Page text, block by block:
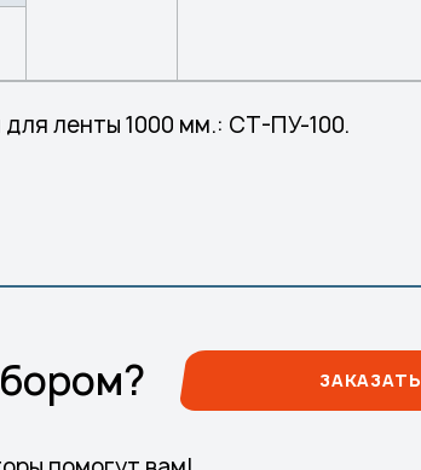
для ленты 1000 мм.: СТ-ПУ-100.